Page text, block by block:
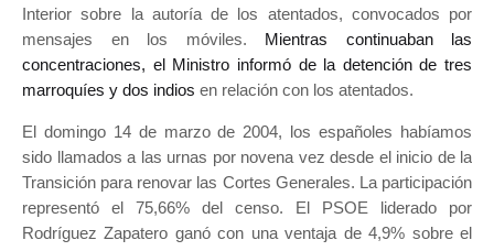
Interior sobre la autoría de los atentados, convocados por
mensajes en los móviles. Mientras continuaban las
concentraciones, el Ministro informó de la detención de tres
marroquíes y dos indios en relación con los atentados.
El domingo 14 de marzo de 2004, los españoles habíamos
sido llamados a las urnas por novena vez desde el inicio de la
Transición para renovar las Cortes Generales. La participación
representó el 75,66% del censo. El PSOE liderado por
Rodríguez Zapatero ganó con una ventaja de 4,9% sobre el